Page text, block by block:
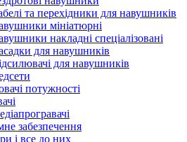
та перехідники для навушників
мініатюрні
накладні спеціалізовані
для навушників
для навушників
потужності
забезпечення
і все до них